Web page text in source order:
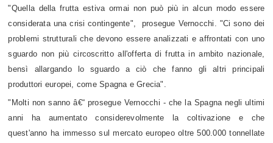
"Quella della frutta estiva ormai non può più in alcun modo essere
considerata una crisi contingente", prosegue Vernocchi. "Ci sono dei
problemi strutturali che devono essere analizzati e affrontati con uno
sguardo non più circoscritto all'offerta di frutta in ambito nazionale,
bensì allargando lo sguardo a ciò che fanno gli altri principali
produttori europei, come Spagna e Grecia".
"Molti non sanno â€“ prosegue Vernocchi - che la Spagna negli ultimi
anni ha aumentato considerevolmente la coltivazione e che
quest'anno ha immesso sul mercato europeo oltre 500.000 tonnellate